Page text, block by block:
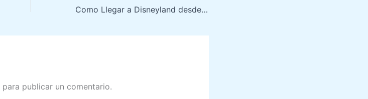
Como Llegar a Disneyland desde el Centro de Paris en Metro & Tren
para publicar un comentario.